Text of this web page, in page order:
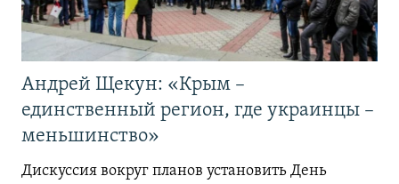
Андрей Щекун: «Крым –
единственный регион, где украинцы –
меньшинство»
Дискуссия вокруг планов установить День